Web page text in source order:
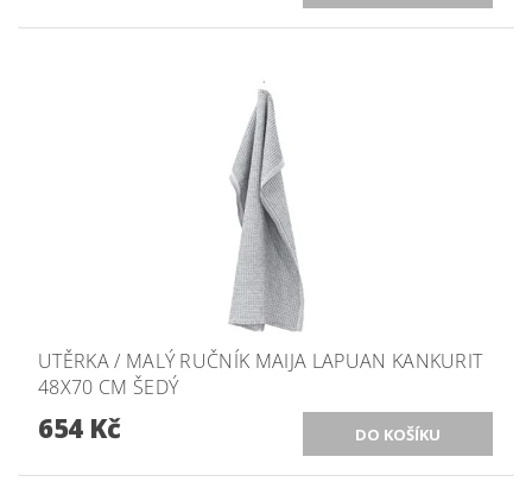
UTĚRKA / MALÝ RUČNÍK MAIJA LAPUAN KANKURIT
48X70 CM ŠEDÝ
654 Kč